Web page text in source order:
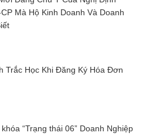
Mà Hộ Kinh Doanh Và Doanh
Trắc Học Khi Đăng Ký Hóa Đơn
“Trạng thái 06” Doanh Nghiệp